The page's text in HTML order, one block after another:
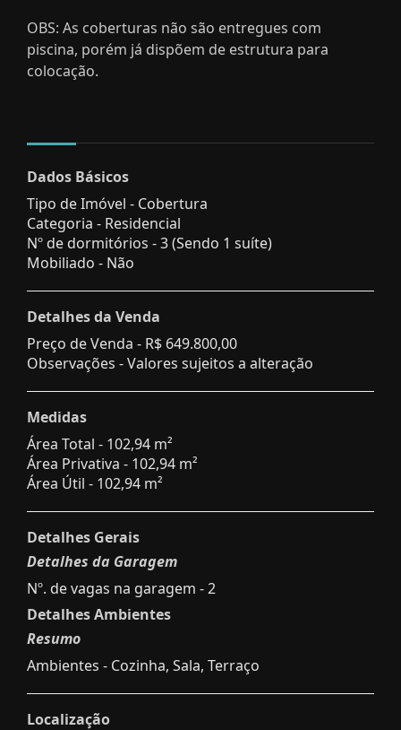
OBS: As coberturas não são entregues com
piscina, porém já dispõem de estrutura para
colocação.
Dados Básicos
Tipo de Imóvel - Cobertura
Categoria - Residencial
Nº de dormitórios - 3 (Sendo 1 suíte)
Mobiliado - Não
Detalhes da Venda
Preço de Venda - R$ 649.800,00
Observações - Valores sujeitos a alteração
Medidas
Área Total - 102,94 m²
Área Privativa - 102,94 m²
Área Útil - 102,94 m²
Detalhes Gerais
Detalhes da Garagem
Nº. de vagas na garagem - 2
Detalhes Ambientes
Resumo
Ambientes - Cozinha, Sala, Terraço
Localização